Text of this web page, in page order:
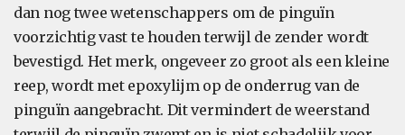
dan nog twee wetenschappers om de pinguïn
voorzichtig vast te houden terwijl de zender wordt
bevestigd. Het merk, ongeveer zo groot als een kleine
reep, wordt met epoxylijm op de onderrug van de
pinguïn aangebracht. Dit vermindert de weerstand